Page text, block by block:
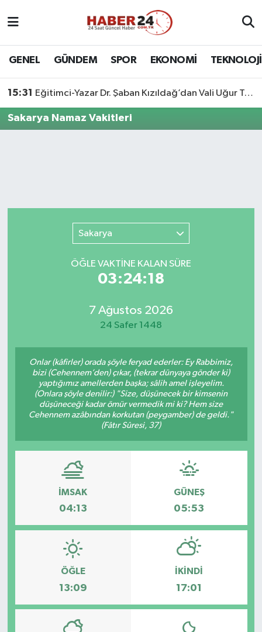
GENEL GÜNDEM SPOR EKONOMİ TEKNOLOJİ
15:31 Eğitimci-Yazar Dr. Şaban Kızıldağ’dan Vali Uğur Turan’a Ziyaret
Sakarya Namaz Vakitleri
Sakarya
ÖĞLE VAKTİNE KALAN SÜRE
03:24:18
7 Ağustos 2026
24 Safer 1448
Onlar (kâfirler) orada şöyle feryad ederler: Ey Rabbimiz,
bizi (Cehennem’den) çıkar, (tekrar dünyaya gönder ki)
yaptığımız amellerden başka; sâlih amel işleyelim.
(Onlara şöyle denilir:) "Size, düşünecek bir kimsenin
düşüneceği kadar ömür vermedik mi ki? Hem size
Cehennem azâbından korkutan (peygamber) de geldi."
(Fâtır Sûresi, 37)
İMSAK
04:13
GÜNEŞ
05:53
ÖĞLE
13:09
İKINDI
17:01
Nöbetçi Eczaneler
Son Dakika Haberleri